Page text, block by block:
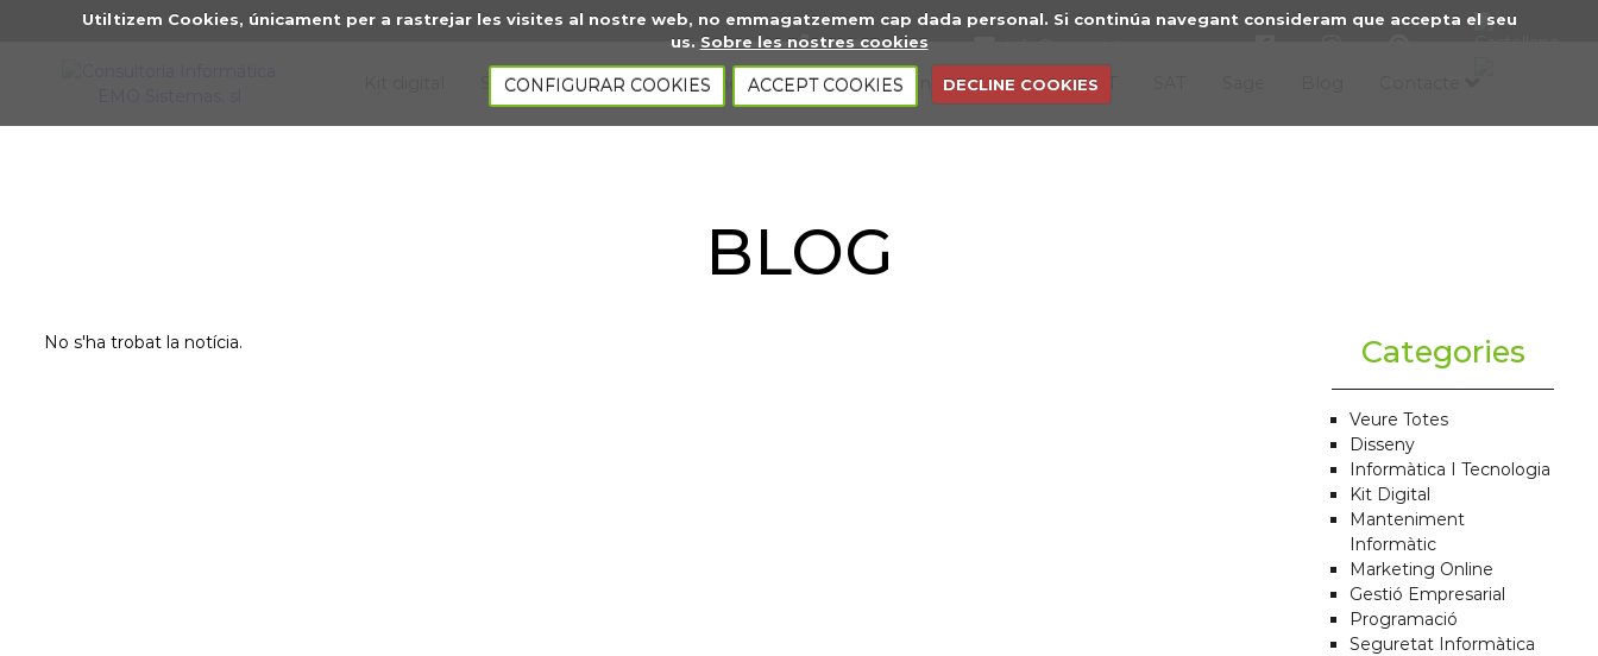
Utiltizem Cookies, únicament per a rastrejar les visites al nostre web, no emmagatzemem cap dada personal. Si continúa navegant consideram que accepta el seu
us. Sobre les nostres cookies
CONFIGURAR COOKIES ACCEPT COOKIES DECLINE COOKIES
93 668 70 34
Sobre nosaltres Pàgines web Marketing digital Serveis IT
BLOG
No s'ha trobat la notícia. Categories
Veure Totes
Disseny
Informàtica I Tecnologia
Kit Digital
Manteniment
Informàtic
Marketing Online
Gestió Empresarial
Programació
Seguretat Informàtica